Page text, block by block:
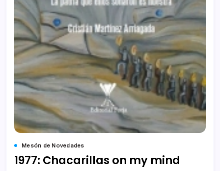
Mesón de Novedades
1977: Chacarillas on my mind